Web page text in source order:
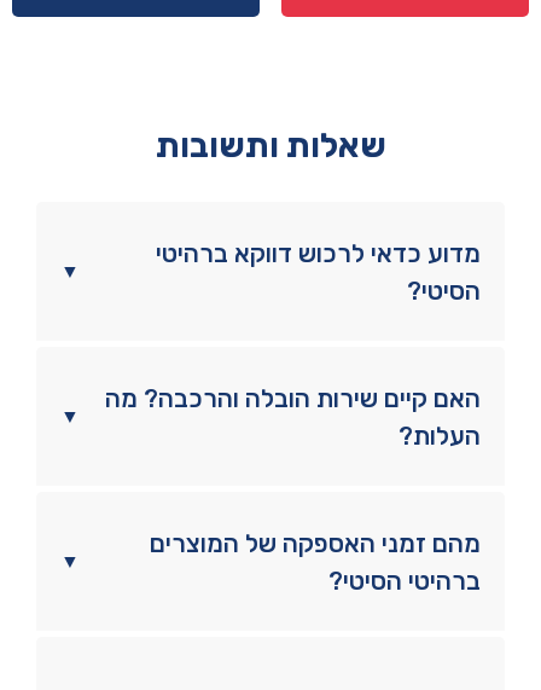
שאלות ותשובות
▼
מדוע כדאי לרכוש דווקא ברהיטי
הסיטי?
▼
האם קיים שירות הובלה והרכבה? מה
העלות?
▼
מהם זמני האספקה של המוצרים
ברהיטי הסיטי?